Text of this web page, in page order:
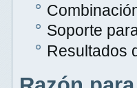
Soporte
Resultados